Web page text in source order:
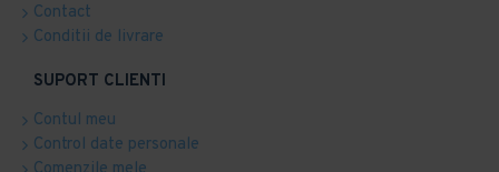
Contact
Conditii de livrare
SUPORT CLIENTI
Contul meu
Control date personale